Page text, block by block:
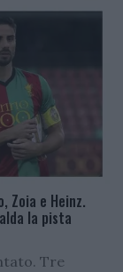
Zoia e Heinz.
la pista
Tre